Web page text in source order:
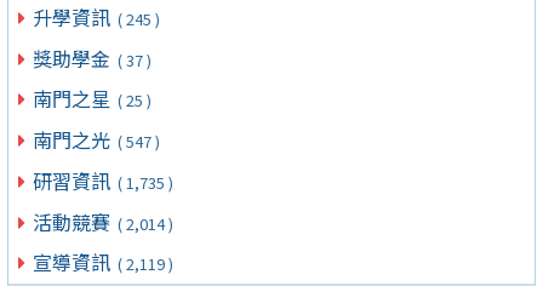
升學資訊 ( 245 )
獎助學金 ( 37 )
南門之星 ( 25 )
南門之光 ( 547 )
研習資訊 ( 1,735 )
活動競賽 ( 2,014 )
宣導資訊 ( 2,119 )